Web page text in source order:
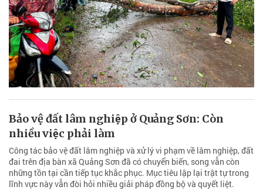
Bảo vệ đất lâm nghiệp ở Quảng Sơn: Còn
nhiều việc phải làm
Công tác bảo vệ đất lâm nghiệp và xử lý vi phạm về lâm nghiệp, đất
đai trên địa bàn xã Quảng Sơn đã có chuyển biến, song vẫn còn
những tồn tại cần tiếp tục khắc phục. Mục tiêu lập lại trật tự trong
lĩnh vực này vẫn đòi hỏi nhiều giải pháp đồng bộ và quyết liệt.